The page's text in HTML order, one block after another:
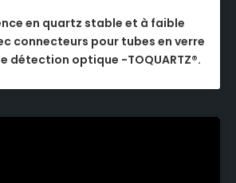
en quartz stable et à faible
connecteurs pour tubes en verre
détection optique -TOQUARTZ®.